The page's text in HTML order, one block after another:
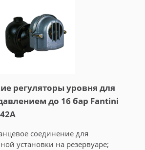
регуляторы уровня для
до 16 бар Fantini
соединение для
установки на резервуаре;